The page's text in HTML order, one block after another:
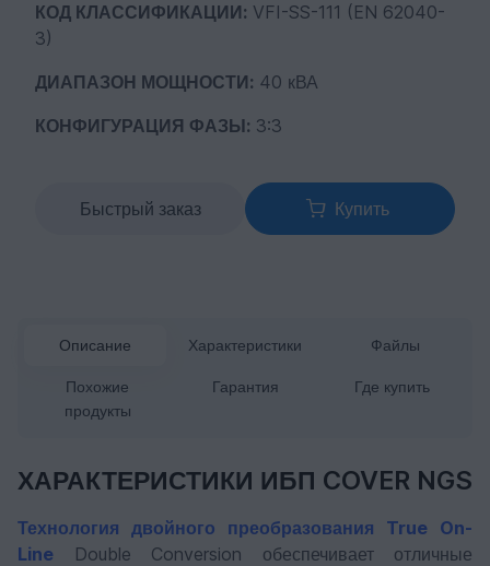
КОД КЛАССИФИКАЦИИ: VFI-SS-111 (EN 62040-
3)
ДИАПАЗОН МОЩНОСТИ: 40 кВА
КОНФИГУРАЦИЯ ФАЗЫ: 3:3
Быстрый заказ Купить
Описание Характеристики Файлы
Похожие
продукты
Гарантия Где купить
ХАРАКТЕРИСТИКИ ИБП COVER NGS
Технология двойного преобразования True On-
Line Double Conversion обеспечивает отличные